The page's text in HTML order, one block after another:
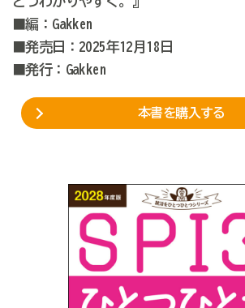
■編：Gakken
■発売日：2025年12月18日
■発行：Gakken
本書を購入する